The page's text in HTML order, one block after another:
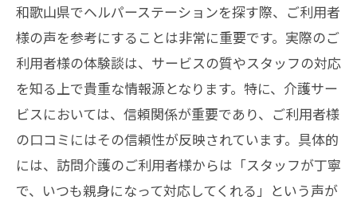
効率的な時間活用法とサービスの選択
個別化されたサービスの重要性
安心のためのリスク対策と対応
ご家族様と共に作る介護プラン
訪問介護の選び方とその効果
地域密着型のヘルパーステーションが提供す
る和歌山県の介護サービス
和歌山県でヘルパーステーションを探す際、ご利用者
様の声を参考にすることは非常に重要です。実際のご
利用者様の体験談は、サービスの質やスタッフの対応
を知る上で貴重な情報源となります。特に、介護サー
ビスにおいては、信頼関係が重要であり、ご利用者様
の口コミにはその信頼性が反映されています。具体的
には、訪問介護のご利用者様からは「スタッフが丁寧
で、いつも親身になって対応してくれる」という声が